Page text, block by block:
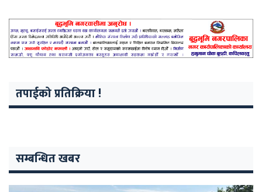
तपाईको प्रतिक्रिया !
सम्बन्धित खबर